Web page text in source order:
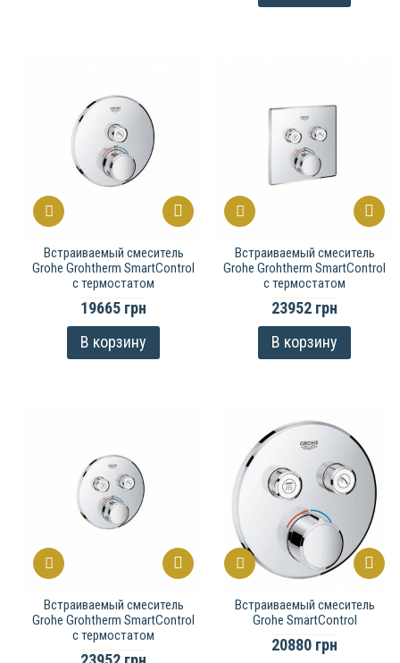
Встраиваемый смеситель
Grohe Grohtherm SmartControl
с термостатом
19665 грн
В корзину
Встраиваемый смеситель
Grohe Grohtherm SmartControl
с термостатом
23952 грн
В корзину
Встраиваемый смеситель
Grohe Grohtherm SmartControl
с термостатом
Встраиваемый смеситель
Grohe SmartControl
20880 грн